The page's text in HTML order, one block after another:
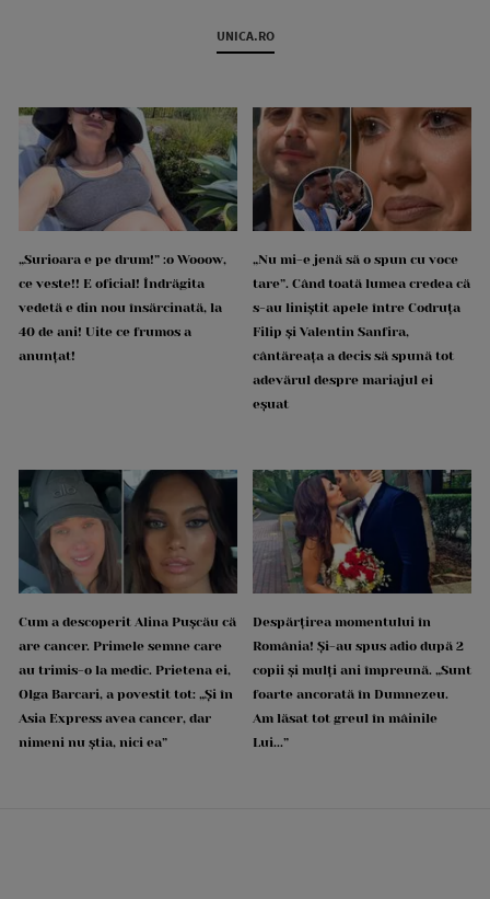
UNICA.RO
„Surioara e pe drum!” :o Wooow,
ce veste!! E oficial! Îndrăgita
vedetă e din nou însărcinată, la
40 de ani! Uite ce frumos a
anunțat!
„Nu mi-e jenă să o spun cu voce
tare”. Când toată lumea credea că
s-au liniștit apele între Codruța
Filip și Valentin Sanfira,
cântăreața a decis să spună tot
adevărul despre mariajul ei
eșuat
Cum a descoperit Alina Pușcău că
are cancer. Primele semne care
au trimis-o la medic. Prietena ei,
Olga Barcari, a povestit tot: „Și în
Asia Express avea cancer, dar
nimeni nu știa, nici ea”
Despărțirea momentului în
România! Și-au spus adio după 2
copii și mulți ani împreună. „Sunt
foarte ancorată în Dumnezeu.
Am lăsat tot greul în mâinile
Lui...”